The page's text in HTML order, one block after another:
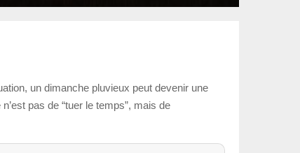
un dimanche pluvieux peut devenir une
pas de “tuer le temps”, mais de